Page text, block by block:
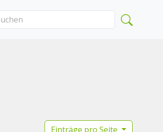
Einträge pro Seite